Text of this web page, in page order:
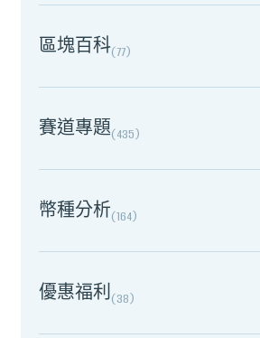
區塊百科(77)
賽道專題(435)
幣種分析(164)
優惠福利(38)